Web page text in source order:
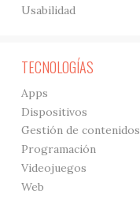
Usabilidad
TECNOLOGÍAS
Apps
Dispositivos
Gestión de contenidos
Programación
Videojuegos
Web